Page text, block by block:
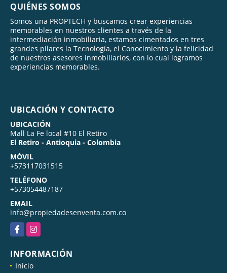
QUIÉNES SOMOS
Somos una PROPTECH y buscamos crear experiencias
memorables en nuestros clientes a través de la
intermediación inmobiliaria, estamos cimentados en tres
grandes pilares la Tecnología, el Conocimiento y la felicidad
de nuestros asesores inmobiliarios, con lo cual logramos
experiencias memorables.
UBICACIÓN Y CONTACTO
UBICACIÓN
Mall La Fe local #10 El Retiro
El Retiro - Antioquia - Colombia
MÓVIL
+573117031515
TELÉFONO
+573054487187
EMAIL
info@propiedadesenventa.com.co
FacebookInstagram
INFORMACIÓN
Inicio